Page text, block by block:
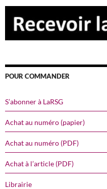
POUR COMMANDER
S’abonner à LaRSG
Achat au numéro (papier)
Achat au numéro (PDF)
Achat à l’article (PDF)
Librairie